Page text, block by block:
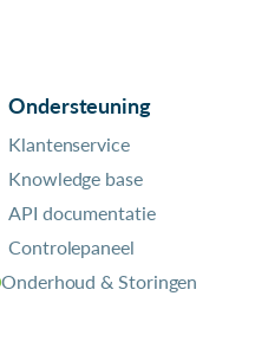
Ondersteuning
Klantenservice
Knowledge base
API documentatie
Controlepaneel
Onderhoud & Storingen